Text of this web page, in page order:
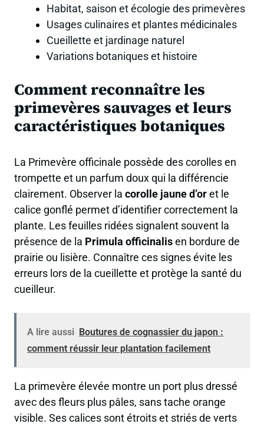
Habitat, saison et écologie des primevères
Usages culinaires et plantes médicinales
Cueillette et jardinage naturel
Variations botaniques et histoire
Comment reconnaître les
primevères sauvages et leurs
caractéristiques botaniques
La Primevère officinale possède des corolles en
trompette et un parfum doux qui la différencie
clairement. Observer la corolle jaune d’oret le
calice gonflé permet d’identifier correctement la
plante. Les feuilles ridées signalent souvent la
présence de la Primula officinalisen bordure de
prairie ou lisière. Connaître ces signes évite les
erreurs lors de la cueillette et protège la santé du
cueilleur.
A lire aussi Boutures de cognassier du japon :
comment réussir leur plantation facilement
La primevère élevée montre un port plus dressé
avec des fleurs plus pâles, sans tache orange
visible. Ses calices sont étroits et striés de verts